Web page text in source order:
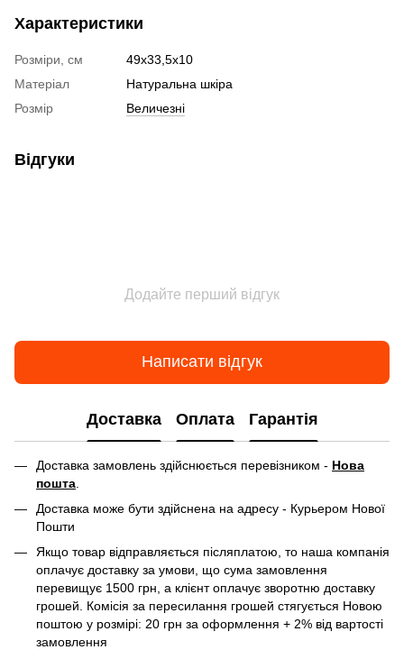
Характеристики
Розміри, см
49х33,5х10
Матеріал
Натуральна шкіра
Розмір
Величезні
Відгуки
Додайте перший відгук
Написати відгук
Доставка Оплата Гарантія
Доставка замовлень здійснюється перевізником - Нова
пошта
Доставка може бути здійснена на адресу - Курьером Нової
Пошти
Якщо товар відправляється післяплатою, то наша компанія
оплачує доставку за умови, що сума замовлення
перевищує 1500 грн, а клієнт оплачує зворотню доставку
грошей. Комісія за пересилання грошей стягується Новою
поштою у розмірі: 20 грн за оформлення + 2% від вартості
замовлення